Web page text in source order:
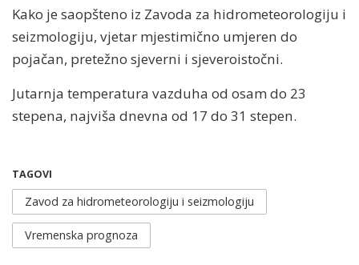
Kako je saopšteno iz Zavoda za hidrometeorologiju i
seizmologiju, vjetar mjestimično umjeren do
pojačan, pretežno sjeverni i sjeveroistočni.
Jutarnja temperatura vazduha od osam do 23
stepena, najviša dnevna od 17 do 31 stepen.
TAGOVI
Zavod za hidrometeorologiju i seizmologiju
Vremenska prognoza